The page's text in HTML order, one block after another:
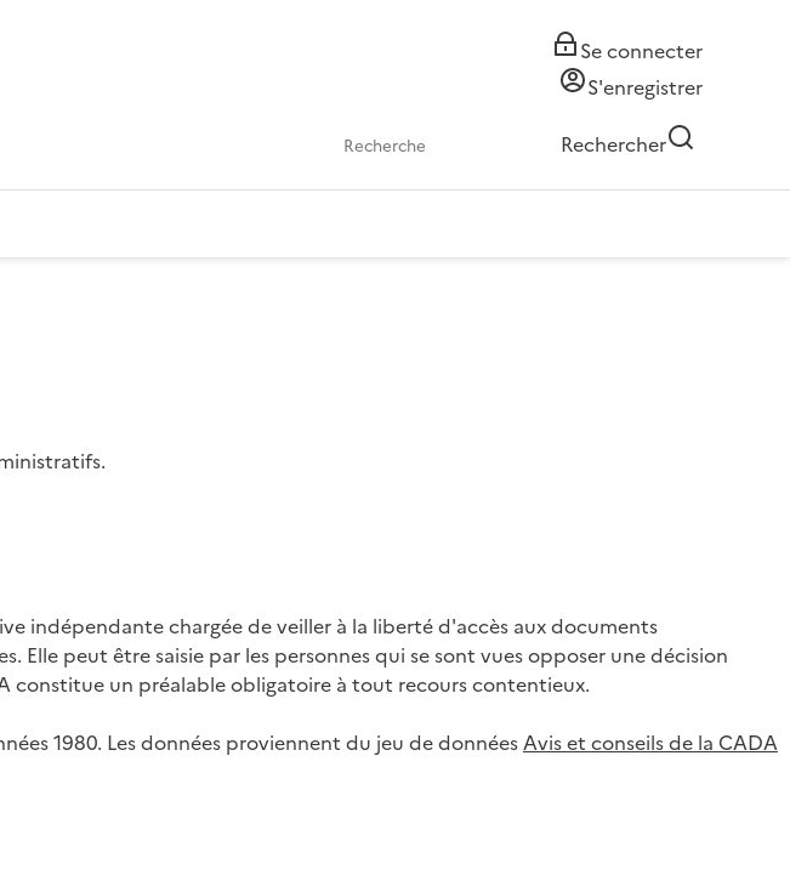
Se connecter
S'enregistrer
Rechercher
indépendante chargée de veiller à la liberté d'accès aux documents
peut être saisie par les personnes qui se sont vues opposer une décision
constitue un préalable obligatoire à tout recours contentieux.
1980. Les données proviennent du jeu de donnéesAvis et conseils de la CADA